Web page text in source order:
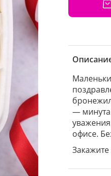
—
офисе.
Закажите